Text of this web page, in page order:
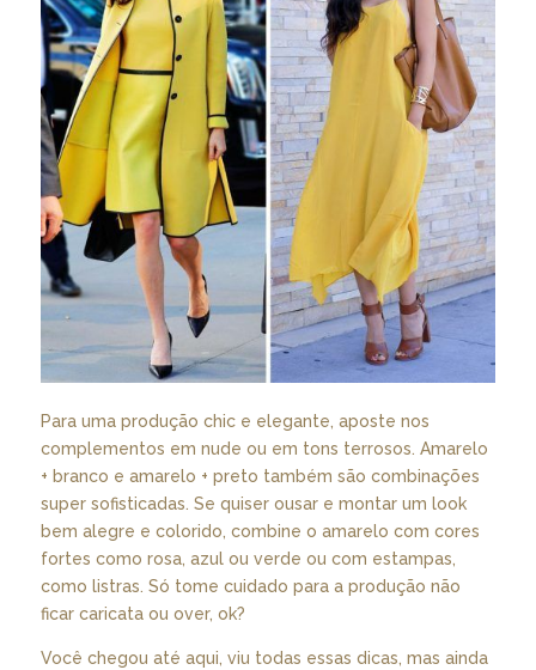
Para uma produção chic e elegante, aposte nos
complementos em nude ou em tons terrosos. Amarelo
+ branco e amarelo + preto também são combinações
super sofisticadas. Se quiser ousar e montar um look
bem alegre e colorido, combine o amarelo com cores
fortes como rosa, azul ou verde ou com estampas,
como listras. Só tome cuidado para a produção não
ficar caricata ou over, ok?
Você chegou até aqui, viu todas essas dicas, mas ainda